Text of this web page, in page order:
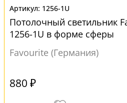
1256-1U
Потолочный светильник
1256-1U в форме сферы
Favourite (Германия)
880 ₽